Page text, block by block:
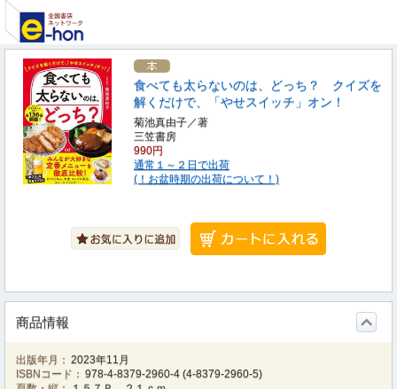
食べても太らないのは、どっち？ クイズを
解くだけで、「やせスイッチ」オン！
菊池真由子／著
三笠書房
990円
通常１～２日で出荷
(！お盆時期の出荷について！)
商品情報
出版年月： 2023年11月
ISBNコード： 978-4-8379-2960-4 (4-8379-2960-5)